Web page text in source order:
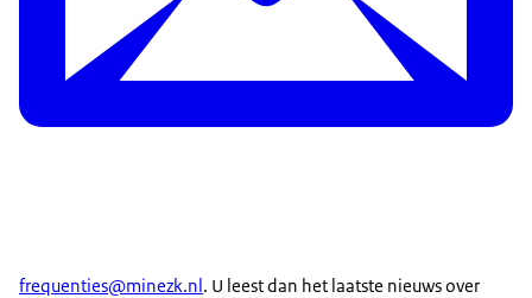
frequenties@minezk.nl. U leest dan het laatste nieuws over